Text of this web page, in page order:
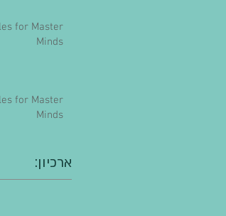
for Master
Minds
for Master
Minds
:ארכיון